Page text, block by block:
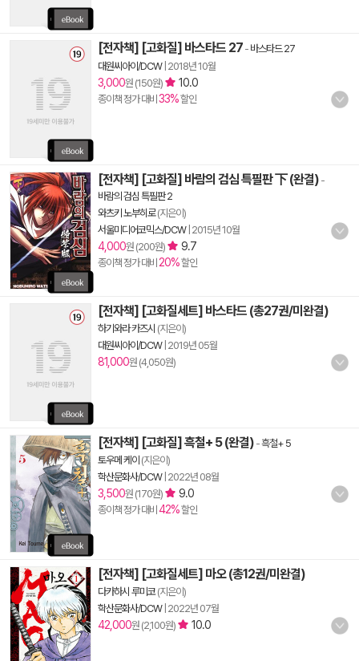
[전자책] [고화질] 바스타드 27 - 바스타드 27
대원씨아이/DCW| 2018년 10월
3,000원 (150원) 10.0
종이책 정가 대비 33%할인
[전자책] [고화질] 바람의 검심 특필판 下 (완결) -
바람의 검심 특필판 2
와츠키 노부히로(지은이)
서울미디어코믹스/DCW| 2015년 10월
4,000원 (200원) 9.7
종이책 정가 대비 20%할인
[전자책] [고화질세트] 바스타드 (총27권/미완결)
하기와라 카즈시 (지은이)
대원씨아이/DCW| 2019년 05월
81,000원 (4,050원)
[전자책] [고화질] 흑철+ 5 (완결) -흑철+ 5
토우메 케이 (지은이)
학산문화사/DCW| 2022년 08월
3,500원 (170원) 9.0
종이책 정가 대비 42%할인
[전자책] [고화질세트] 마오 (총12권/미완결)
다카하시 루미코(지은이)
학산문화사/DCW| 2022년 07월
42,000원 (2,100원) 10.0